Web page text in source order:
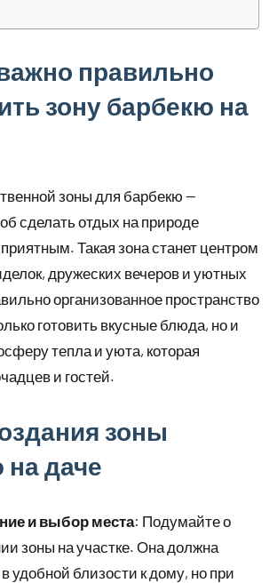
правильно
зону барбекю на
зоны для барбекю —
сделать отдых на природе
Такая зона станет центром
дружеских вечеров и уютных
организованное пространство
готовить вкусные блюда, но и
тепла и уюта, которая
и гостей.
зоны
даче
и выбор места: Подумайте о
зоны на участке. Она должна
удобной близости к дому, но при